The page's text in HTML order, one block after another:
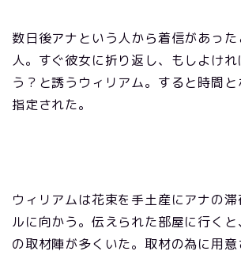
数日後アナという人から着信があっ
人。すぐ彼女に折り返し、もしよけれ
う？と誘うウィリアム。すると時間と
指定された。
ウィリアムは花束を手土産にアナの
ルに向かう。伝えられた部屋に行く
の取材陣が多くいた。取材の為に用意